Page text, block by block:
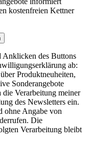
kostenfreien Kettner
des Buttons
ab:
Produktneuheiten,
Sonderangebote
Verarbeitung meiner
des Newsletters ein.
ohne Angabe von
Die
Verarbeitung bleibt